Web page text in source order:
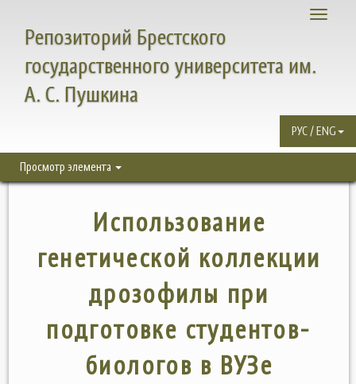
Toggle
Репозиторий Брестского
государственного университета им.
А. С. Пушкина
РУС / ENG
Просмотр элемента
Использование
генетической коллекции
дрозофилы при
подготовке студентов-
биологов в ВУЗе